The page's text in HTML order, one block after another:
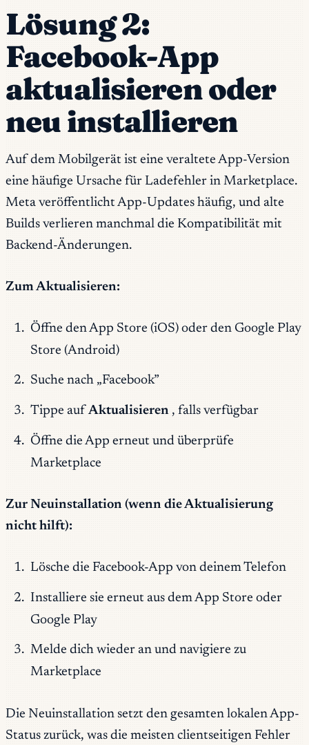
Lösung 2:
Facebook-App
aktualisieren oder
neu installieren
Auf dem Mobilgerät ist eine veraltete App-Version
eine häufige Ursache für Ladefehler in Marketplace.
Meta veröffentlicht App-Updates häufig, und alte
Builds verlieren manchmal die Kompatibilität mit
Backend-Änderungen.
Zum Aktualisieren:
Öffne den App Store (iOS) oder den Google Play
Store (Android)
Suche nach „Facebook”
Tippe auf Aktualisieren , falls verfügbar
Öffne die App erneut und überprüfe
Marketplace
Zur Neuinstallation (wenn die Aktualisierung
nicht hilft):
Lösche die Facebook-App von deinem Telefon
Installiere sie erneut aus dem App Store oder
Google Play
Melde dich wieder an und navigiere zu
Marketplace
Die Neuinstallation setzt den gesamten lokalen App-
Status zurück, was die meisten clientseitigen Fehler